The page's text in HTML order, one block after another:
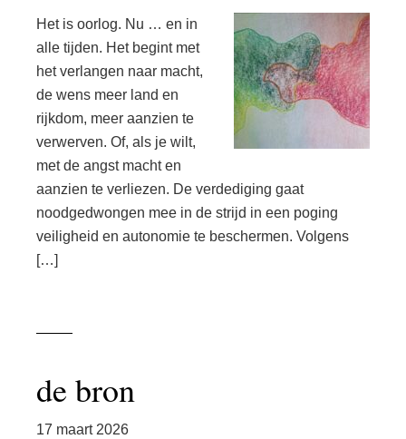
Het is oorlog. Nu … en in
alle tijden. Het begint met
het verlangen naar macht,
de wens meer land en
rijkdom, meer aanzien te
verwerven. Of, als je wilt,
met de angst macht en
aanzien te verliezen. De verdediging gaat
noodgedwongen mee in de strijd in een poging
veiligheid en autonomie te beschermen. Volgens
[…]
de bron
17 maart 2026